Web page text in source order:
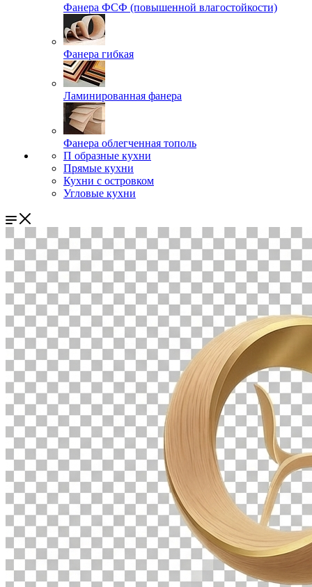
Фанера ФСФ (повышенной влагостойкости)
Фанера гибкая
Ламинированная фанера
Фанера облегченная тополь
П образные кухни
Прямые кухни
Кухни с островком
Угловые кухни